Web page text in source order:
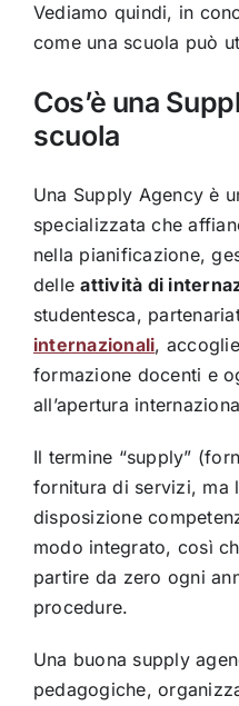
Vediamo quindi, in
come una scuola può
Cos’è una
scuola
Una Supply Agency è
specializzata che
nella pianificazione,
delleattività di
studentesca,
internazionali,
formazione docenti e
all’apertura
Il termine “supply”
fornitura di servizi, ma
disposizione
modo integrato, così
partire da zero ogni
procedure.
Una buona supply
pedagogiche,